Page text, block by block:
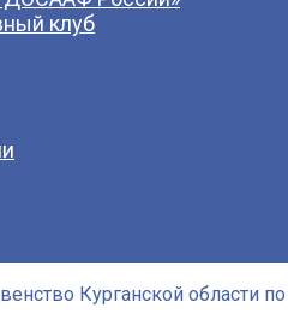
клуб
Курганской области